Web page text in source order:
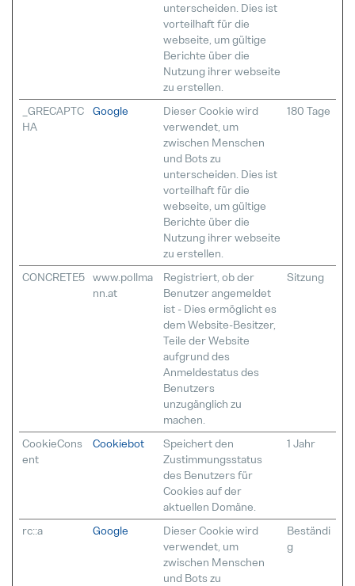
unterscheiden. Dies ist
vorteilhaft für die
webseite, um gültige
Berichte über die
Nutzung ihrer webseite
zu erstellen.
_GRECAPTC
HA
Google
Dieser Cookie wird
verwendet, um
zwischen Menschen
und Bots zu
unterscheiden. Dies ist
vorteilhaft für die
webseite, um gültige
Berichte über die
Nutzung ihrer webseite
zu erstellen.
180 Tage
CONCRETE5 www.pollma
nn.at
Registriert, ob der
Benutzer angemeldet
ist - Dies ermöglicht es
dem Website-Besitzer,
Teile der Website
aufgrund des
Anmeldestatus des
Benutzers
unzugänglich zu
machen.
Sitzung
CookieCons
ent
Cookiebot
Speichert den
Zustimmungsstatus
des Benutzers für
Cookies auf der
aktuellen Domäne.
1 Jahr
rc::a Google
Dieser Cookie wird
verwendet, um
zwischen Menschen
und Bots zu
Beständi
g